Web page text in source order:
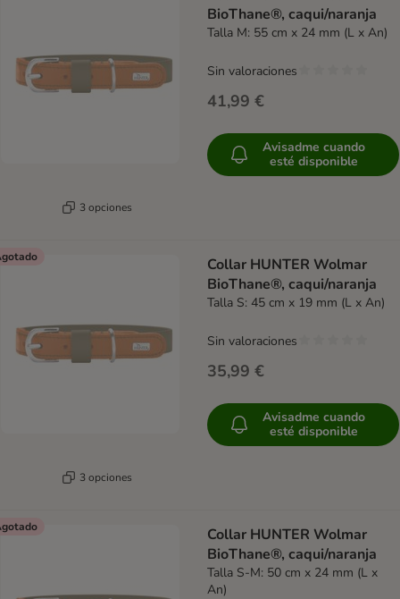
3 opciones
BioThane®, caqui/naranja
Talla M: 55 cm x 24 mm (L x An)
41,99 €
Sin valoraciones
Avisadme cuando
esté disponible
3 opciones
Collar HUNTER Wolmar
BioThane®, caqui/naranja
Talla S: 45 cm x 19 mm (L x An)
35,99 €
Sin valoraciones
Avisadme cuando
esté disponible
Collar HUNTER Wolmar
BioThane®, caqui/naranja
Talla S-M: 50 cm x 24 mm (L x
An)